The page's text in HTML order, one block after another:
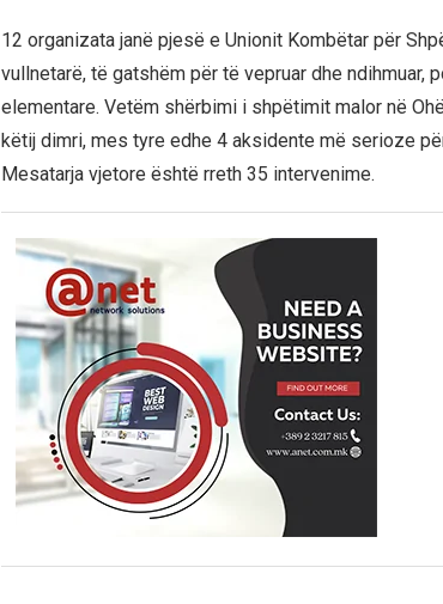
12 organizata janë pjesë e Unionit Kombëtar për
vullnetarë, të gatshëm për të vepruar dhe ndihmuar,
elementare. Vetëm shërbimi i shpëtimit malor në
këtij dimri, mes tyre edhe 4 aksidente më serioze
Mesatarja vjetore është rreth 35 intervenime.